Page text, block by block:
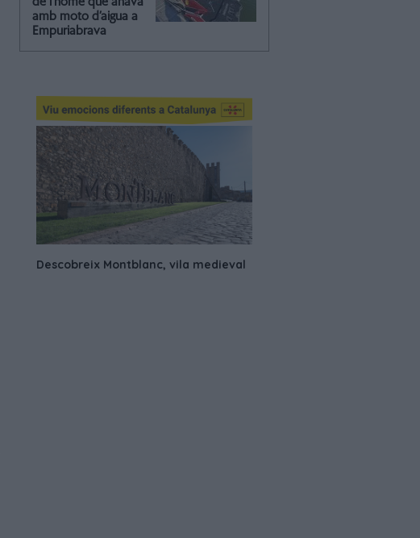
amb moto d’aigua a
Empuriabrava